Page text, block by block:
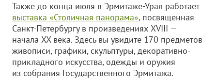
Также до конца июля в Эрмитаже-Урал работает
выставка «Столичная панорама», посвященная
Санкт-Петербургу в произведениях XVIII —
начала XX века. Здесь вы увидите 170 предметов
живописи, графики, скульптуры, декоративно-
прикладного искусства, одежды и оружия
из собрания Государственного Эрмитажа.